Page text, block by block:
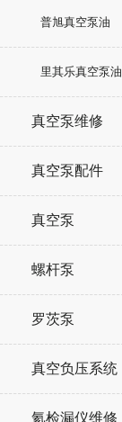
普旭真空泵油
里其乐真空泵油
真空泵维修
真空泵配件
真空泵
螺杆泵
罗茨泵
真空负压系统
氦检漏仪维修